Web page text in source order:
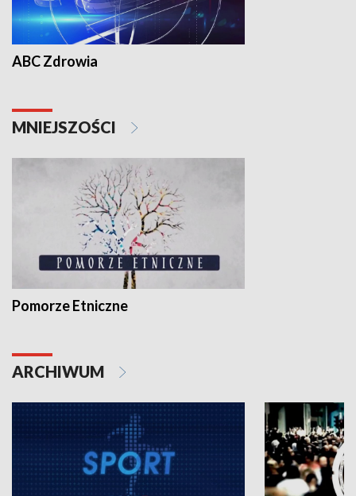
ABC Zdrowia
MNIEJSZOŚCI
Pomorze Etniczne
ARCHIWUM